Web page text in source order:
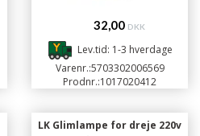
32,00 DKK
Lev.tid: 1-3 hverdage
Varenr.:5703302006569
Prodnr.:1017020412
LK Glimlampe for dreje 220v